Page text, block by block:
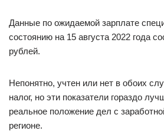
Данные по ожидаемой зарплате
состоянию на 15 августа 2022 года
рублей.
Непонятно, учтен или нет в обоих
налог, но эти показатели гораздо
реальное положение дел с
регионе.